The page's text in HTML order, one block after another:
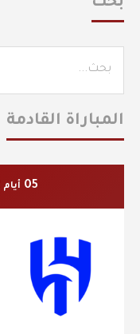
المباراة القادمة
05 أيام